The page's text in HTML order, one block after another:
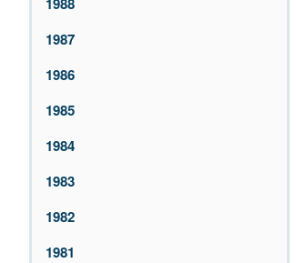
1987
1986
1985
1984
1983
1982
1981